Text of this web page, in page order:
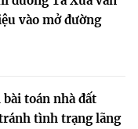
vào mở đường
toán nhà đất
tình trạng lãng